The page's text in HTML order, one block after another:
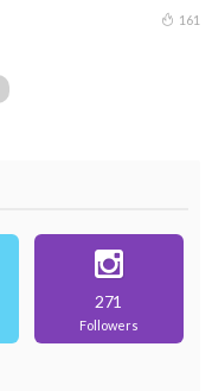
161
271
Followers